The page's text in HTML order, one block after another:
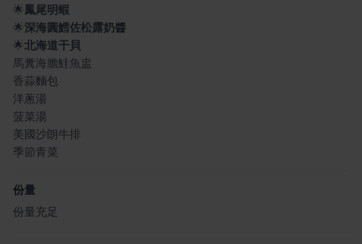
🌟鳳尾明蝦
🌟深海圓鱈佐松露奶醬
🌟北海道干貝
馬糞海膽鮭魚盅
香蒜麵包
洋蔥湯
菠菜湯
美國沙朗牛排
季節青菜
份量
份量充足